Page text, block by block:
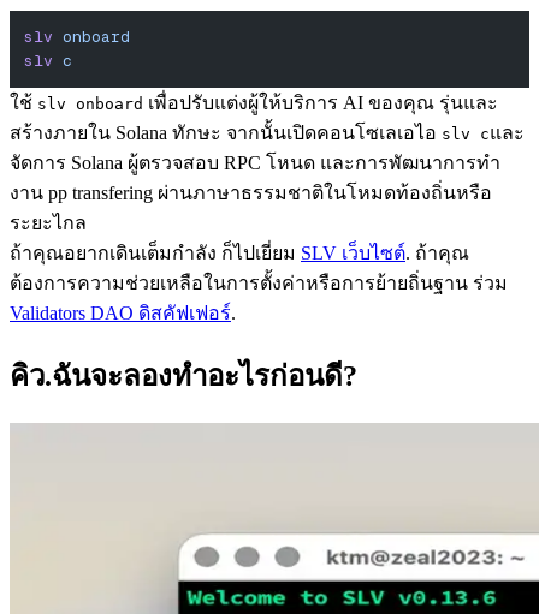
slv onboard
slv c
ใช้ slv onboard เพื่อปรับแต่งผู้ให้บริการ AI ของคุณ รุ่นและ
สร้างภายใน Solana ทักษะ จากนั้นเปิดคอนโซเลเอไอ slv cและ
จัดการ Solana ผู้ตรวจสอบ RPC โหนด และการพัฒนาการทํา
งาน pp transfering ผ่านภาษาธรรมชาติในโหมดท้องถิ่นหรือ
ระยะไกล
ถ้าคุณอยากเดินเต็มกําลัง ก็ไปเยี่ยม SLV เว็บไซต์. ถ้าคุณ
ต้องการความช่วยเหลือในการตั้งค่าหรือการย้ายถิ่นฐาน ร่วม
Validators DAO ดิสคัฟเฟอร์.
คิว.ฉันจะลองทําอะไรก่อนดี?